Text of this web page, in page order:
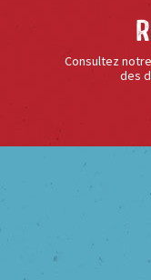
Consultez
des